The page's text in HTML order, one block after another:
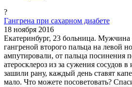
?
Гангрена при сахарном диабете
18 ноября 2016
Екатеринбург, 23 больница. Мужчина
гангреной второго пальца на левой
ампутировали, от пальца посинения
атеросклероз из за сужения сосудов
зашили рану, каждый день ставят
мало. Что можете посоветовать?